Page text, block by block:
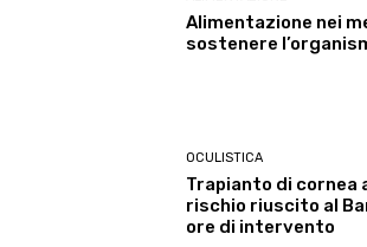
Alimentazione nei
sostenere
OCULISTICA
Trapianto di cornea
rischio riuscito al
ore di intervento